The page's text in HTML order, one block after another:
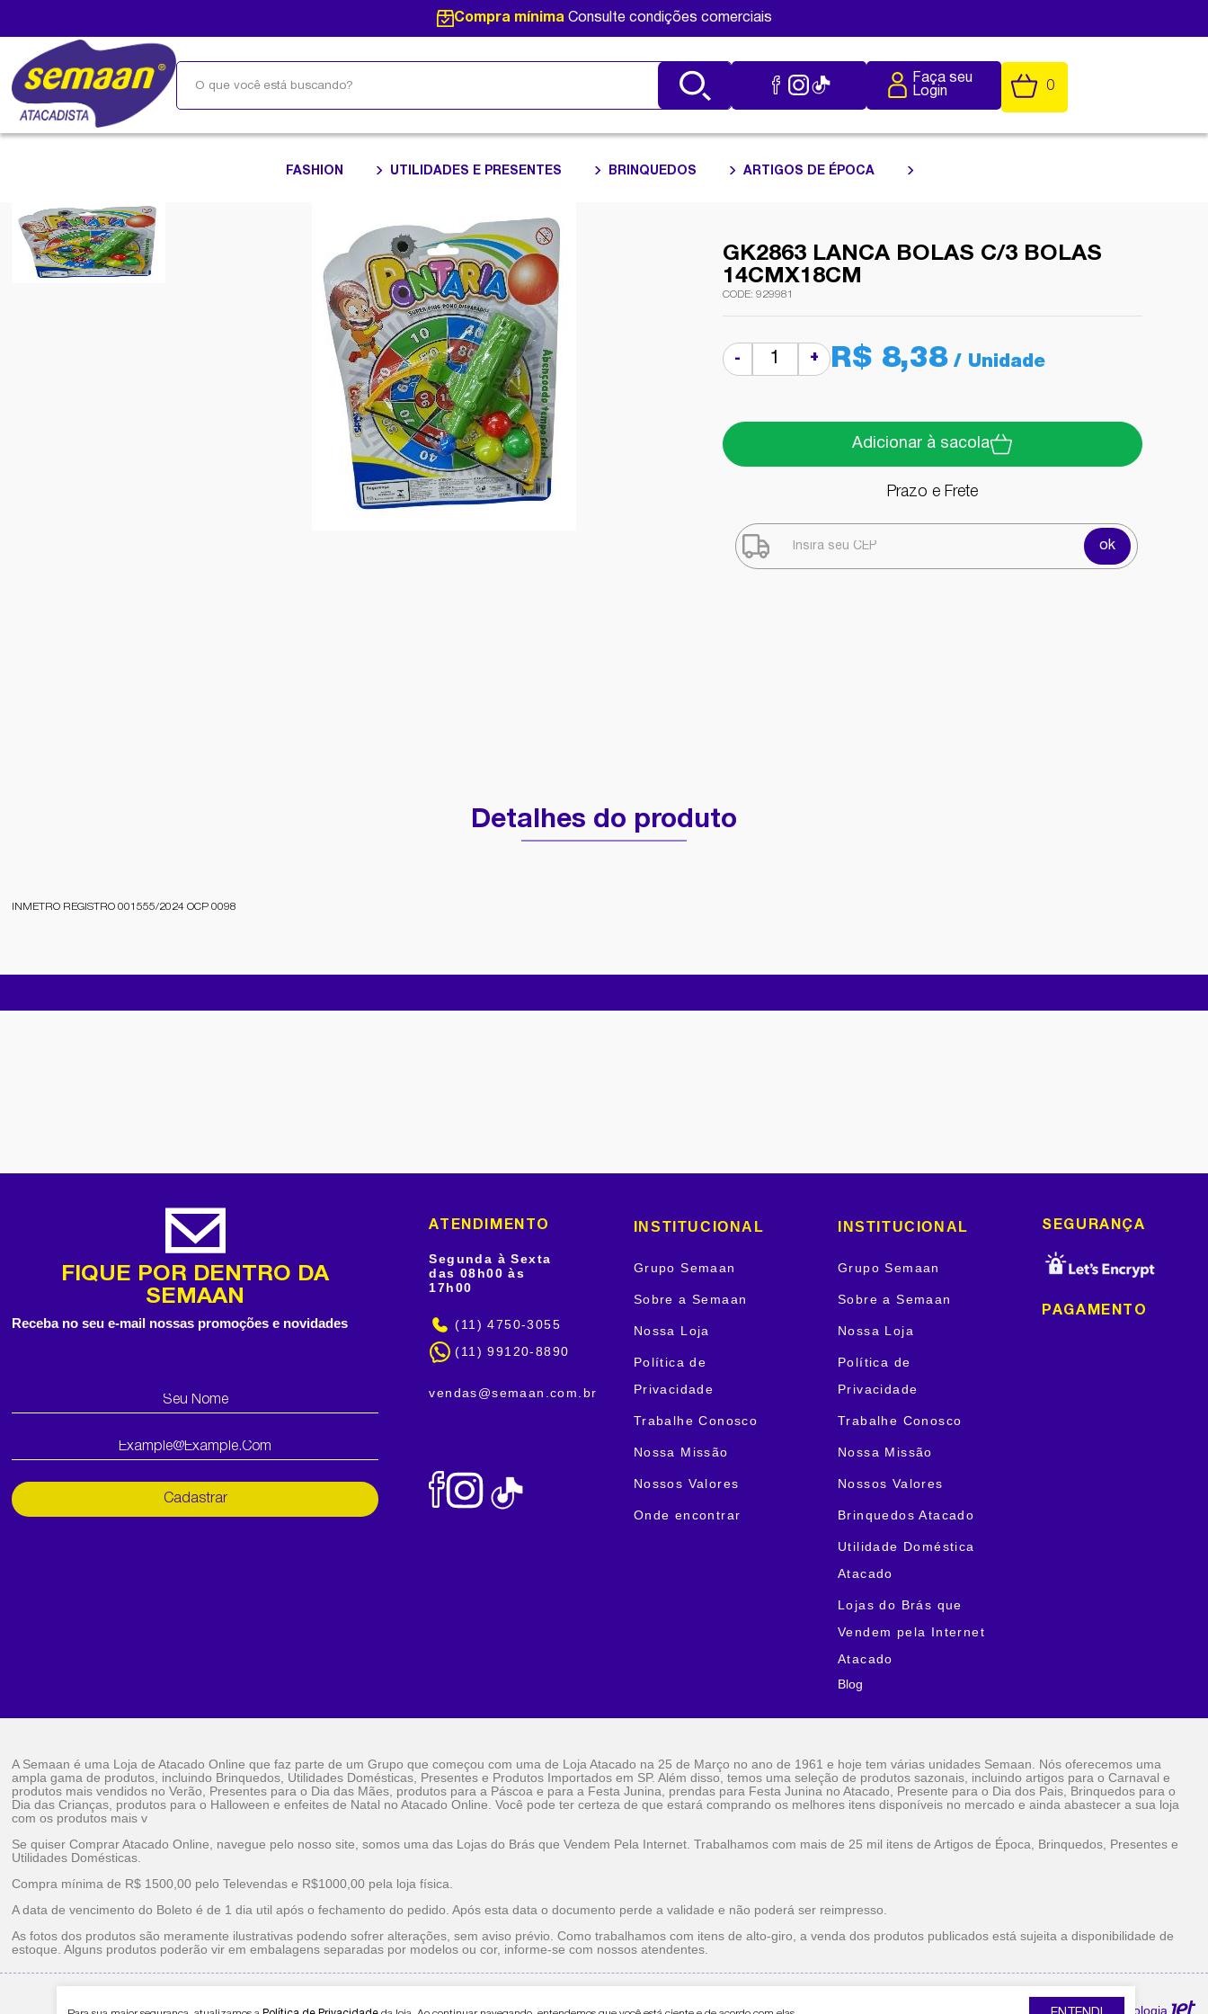
Compra mínimaConsulte condições comerciais
Faça seu
Login
0
FASHION UTILIDADES E PRESENTES BRINQUEDOS ARTIGOS DE ÉPOCA
GK2863 LANCA BOLAS C/3 BOLAS
14CMX18CM
929981
- + R$ 8,38
Adicionar à sacola
Prazo e Frete
ok
Detalhes do produto
INMETRO REGISTRO 001555/2024 OCP 0098
FIQUE POR DENTRO DA
SEMAAN
Receba no seu e-mail nossas promoções e novidades
Cadastrar
ATENDIMENTO
Segunda à Sexta
das 08h00 às
17h00
(11) 4750-3055
(11) 99120-8890
vendas@semaan.com.br
INSTITUCIONAL
Grupo Semaan
Sobre a Semaan
Nossa Loja
Política de
Privacidade
Trabalhe Conosco
Nossa Missão
Nossos Valores
Onde encontrar
INSTITUCIONAL
Grupo Semaan
Sobre a Semaan
Nossa Loja
Política de
Privacidade
Trabalhe Conosco
Nossa Missão
Nossos Valores
Brinquedos Atacado
Utilidade Doméstica
Atacado
Lojas do Brás que
Vendem pela Internet
Atacado
Blog
SEGURANÇA
PAGAMENTO
A Semaan é uma Loja de Atacado Online que faz parte de um Grupo que começou com uma de Loja Atacado na 25 de Março no ano de 1961 e hoje tem várias unidades Semaan. Nós oferecemos uma
ampla gama de produtos, incluindo Brinquedos, Utilidades Domésticas, Presentes e Produtos Importados em SP. Além disso, temos uma seleção de produtos sazonais, incluindo artigos para o Carnaval e
produtos mais vendidos no Verão, Presentes para o Dia das Mães, produtos para a Páscoa e para a Festa Junina, prendas para Festa Junina no Atacado, Presente para o Dia dos Pais, Brinquedos para o
Dia das Crianças, produtos para o Halloween e enfeites de Natal no Atacado Online. Você pode ter certeza de que estará comprando os melhores itens disponíveis no mercado e ainda abastecer a sua loja
com os produtos mais v
Se quiser Comprar Atacado Online, navegue pelo nosso site, somos uma das Lojas do Brás que Vendem Pela Internet. Trabalhamos com mais de 25 mil itens de Artigos de Época, Brinquedos, Presentes e
Utilidades Domésticas.
Compra mínima de R$ 1500,00 pelo Televendas e R$1000,00 pela loja física.
A data de vencimento do Boleto é de 1 dia util após o fechamento do pedido. Após esta data o documento perde a validade e não poderá ser reimpresso.
As fotos dos produtos são meramente ilustrativas podendo sofrer alterações, sem aviso prévio. Como trabalhamos com itens de alto-giro, a venda dos produtos publicados está sujeita a disponibilidade de
estoque. Alguns produtos poderão vir em embalagens separadas por modelos ou cor, informe-se com nossos atendentes.
Tecnologia